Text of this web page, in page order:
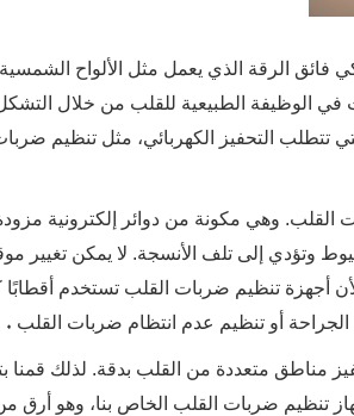
الرقة الذي يعمل مثل الألواح الشمسية
في الوظيفة الطبيعية للقلب من خلال
تتطلب التحفيز الكهربائي، مثل تنظيم
وهي مكونة من دوائر إلكترونية
وتؤدي إلى تلف الأنسجة. لا يمكن تغيير
أجهزة تنظيم ضربات القلب تستخدم أقطابًا
الجراحة أو تنظيم عدم انتظام ضربات القلب .
مناطق متعددة من القلب بدقة. لذلك قمنا
تنظيم ضربات القلب الخاص بنا، وهو أرق